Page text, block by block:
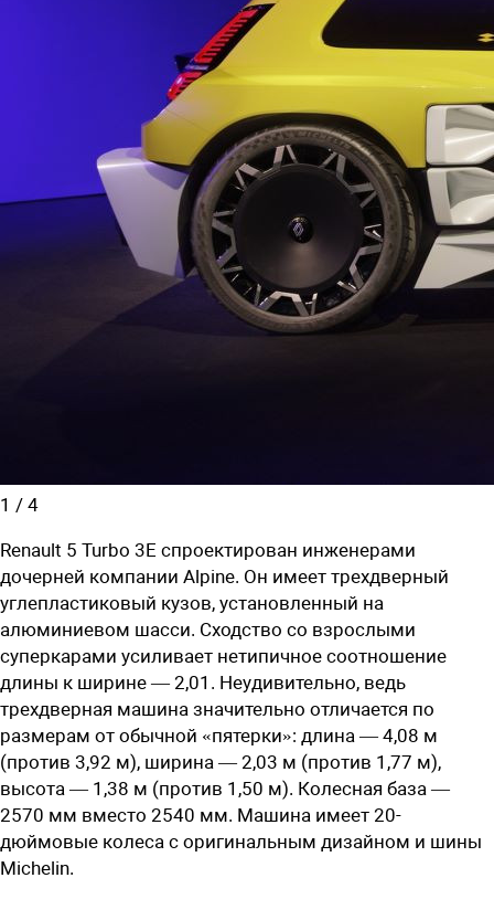
1 / 4
Renault 5 Turbo 3E спроектирован инженерами
дочерней компании Alpine. Он имеет трехдверный
углепластиковый кузов, установленный на
алюминиевом шасси. Сходство со взрослыми
суперкарами усиливает нетипичное соотношение
длины к ширине — 2,01. Неудивительно, ведь
трехдверная машина значительно отличается по
размерам от обычной «пятерки»: длина — 4,08 м
(против 3,92 м), ширина — 2,03 м (против 1,77 м),
высота — 1,38 м (против 1,50 м). Колесная база —
2570 мм вместо 2540 мм. Машина имеет 20-
дюймовые колеса с оригинальным дизайном и шины
Michelin.